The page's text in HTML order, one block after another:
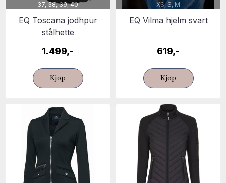
37, 38, 39, 40
EQ Toscana jodhpur
stålhette
1.499,-
Kjøp
XS, S, M
EQ Vilma hjelm svart
619,-
Kjøp